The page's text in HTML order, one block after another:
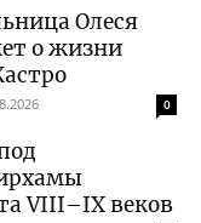
Олеся
о жизни
0
VIII–IX веков